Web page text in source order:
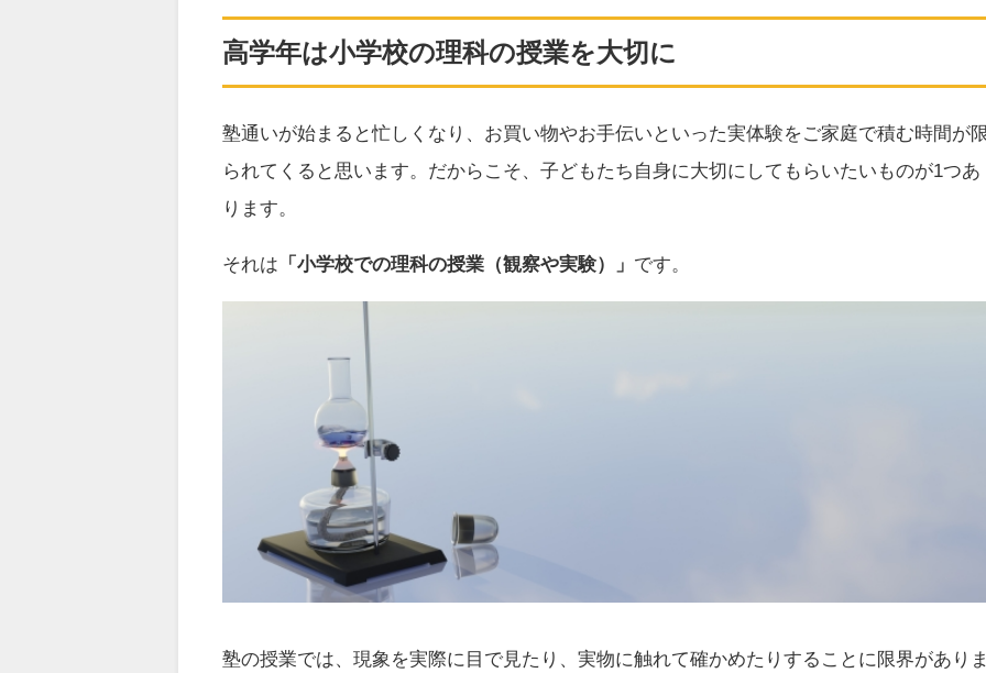
高学年は小学校の理科の授業を大切に
塾通いが始まると忙しくなり、お買い物やお手伝いといった実体験をご家庭で積む時間が
られてくると思います。だからこそ、子どもたち自身に大切にしてもらいたいものが1つあ
ります。
それは 「小学校での理科の授業（観察や実験）」 です。
塾の授業では、現象を実際に目で見たり、実物に触れて確かめたりすることに限界があり